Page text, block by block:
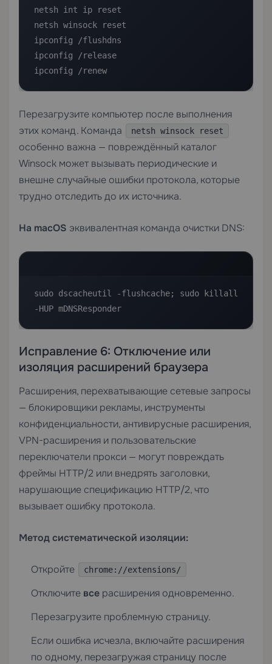
netsh int ip reset
netsh winsock reset
ipconfig /flushdns
ipconfig /release
ipconfig /renew
Перезагрузите компьютер после выполнения
этих команд. Команда
netsh winsock reset
особенно важна — повреждённый каталог
Winsock может вызывать периодические и
внешне случайные ошибки протокола, которые
трудно отследить до их источника.
На macOS эквивалентная команда очистки DNS:
sudo dscacheutil -flushcache; sudo killall
-HUP mDNSResponder
Исправление 6: Отключение или
изоляция расширений браузера
Расширения, перехватывающие сетевые запросы
— блокировщики рекламы, инструменты
конфиденциальности, антивирусные расширения,
VPN-расширения и пользовательские
переключатели прокси — могут повреждать
фреймы HTTP/2 или внедрять заголовки,
нарушающие спецификацию HTTP/2, что
вызывает ошибку протокола.
Метод систематической изоляции:
Откройте chrome://extensions/
Отключите все расширения одновременно.
Перезагрузите проблемную страницу.
Если ошибка исчезла, включайте расширения
по одному, перезагружая страницу после